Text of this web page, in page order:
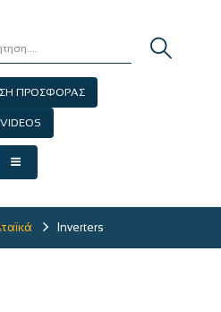
ΠΡΟΣΦΟΡΑΣ
VIDEOS
Inverters